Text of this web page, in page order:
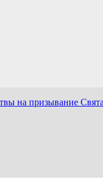
на призывание